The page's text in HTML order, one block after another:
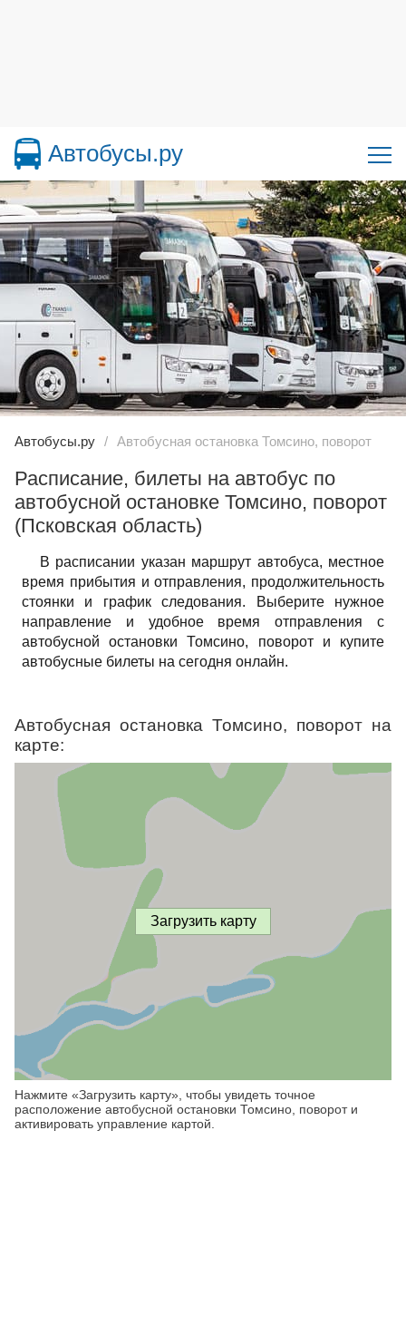
Автобусы.ру
Автобусы.ру Автобусная остановка Томсино, поворот
Расписание, билеты на автобус по
автобусной остановке Томсино, поворот
(Псковская область)
В расписании указан маршрут автобуса, местное
время прибытия и отправления, продолжительность
стоянки и график следования. Выберите нужное
направление и удобное время отправления с
автобусной остановки Томсино, поворот и купите
автобусные билеты на сегодня онлайн.
Автобусная остановка Томсино, поворот на
карте:
Загрузить карту
Нажмите «Загрузить карту», чтобы увидеть точное
расположение автобусной остановки Томсино, поворот и
активировать управление картой.